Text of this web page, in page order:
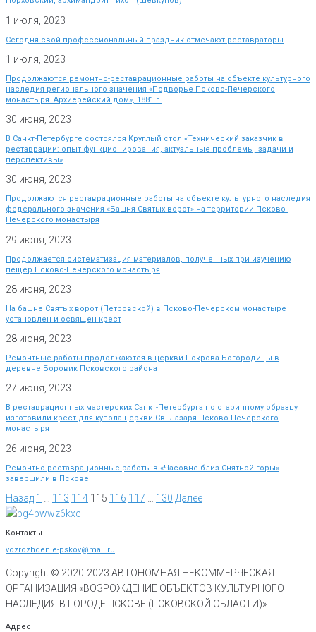
1 июля, 2023
Сегодня свой профессиональный праздник отмечают реставраторы
1 июля, 2023
Продолжаются ремонтно-реставрационные работы на объекте культурного
наследия регионального значения «Подворье Псково-Печерского
монастыря. Архиерейский дом», 1881 г.
30 июня, 2023
В Санкт-Петербурге состоялся Круглый стол «Технический заказчик в
реставрации: опыт функционирования, актуальные проблемы, задачи и
перспективы»
30 июня, 2023
Продолжаются реставрационные работы на объекте культурного наследия
федерального значения «Башня Святых ворот» на территории Псково-
Печерского монастыря
29 июня, 2023
Продолжается систематизация материалов, полученных при изучению
пещер Псково-Печерского монастыря
28 июня, 2023
На башне Святых ворот (Петровской) в Псково-Печерском монастыре
установлен и освящен крест
28 июня, 2023
Ремонтные работы продолжаются в церкви Покрова Богородицы в
деревне Боровик Псковского района
27 июня, 2023
В реставрационных мастерских Санкт-Петербурга по старинному образцу
изготовили крест для купола церкви Св. Лазаря Псково-Печерского
монастыря
26 июня, 2023
Ремонтно-реставрационные работы в «Часовне близ Снятной горы»
завершили в Пскове
Назад 1 113 114 115 116 117 130 Далее
Контакты
vozrozhdenie-pskov@mail.ru
Copyright © 2020-2023 АВТОНОМНАЯ НЕКОММЕРЧЕСКАЯ
ОРГАНИЗАЦИЯ «ВОЗРОЖДЕНИЕ ОБЪЕКТОВ КУЛЬТУРНОГО
НАСЛЕДИЯ В ГОРОДЕ ПСКОВЕ (ПСКОВСКОЙ ОБЛАСТИ)»
Адрес